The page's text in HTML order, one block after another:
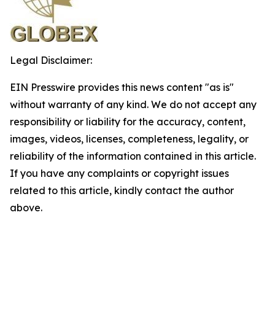
Legal Disclaimer:
EIN Presswire provides this news content "as is"
without warranty of any kind. We do not accept any
responsibility or liability for the accuracy, content,
images, videos, licenses, completeness, legality, or
reliability of the information contained in this article.
If you have any complaints or copyright issues
related to this article, kindly contact the author
above.